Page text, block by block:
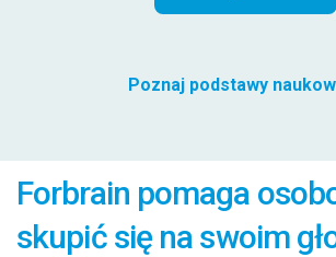
Poznaj podstawy
Forbrain pomaga
skupić się na swoim